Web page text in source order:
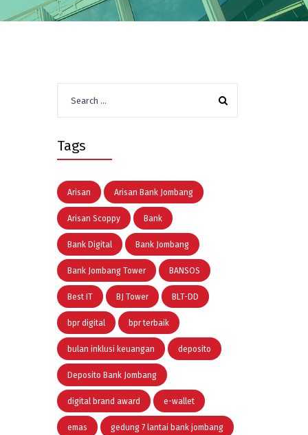
for:
Tags
Arisan Arisan Bank Jombang
Arisan Scoppy Bank
Bank Digital Bank Jombang
Bank Jombang Tower BANSOS
Best IT BJ Tower BLT-DD
bpr digital bpr terbaik
bulan inklusi keuangan deposito
Deposito Bank Jombang
digital brand award e-wallet
emas gedung 7 lantai bank jombang